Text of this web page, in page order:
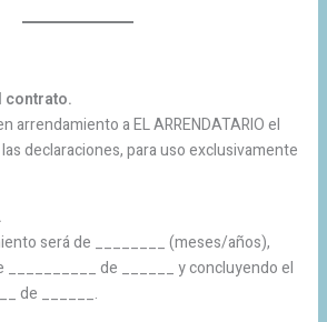
contrato.
arrendamiento a EL ARRENDATARIO el
declaraciones, para uso exclusivamente
será de ________ (meses/años),
__________ de ______ y concluyendo el
de ______.